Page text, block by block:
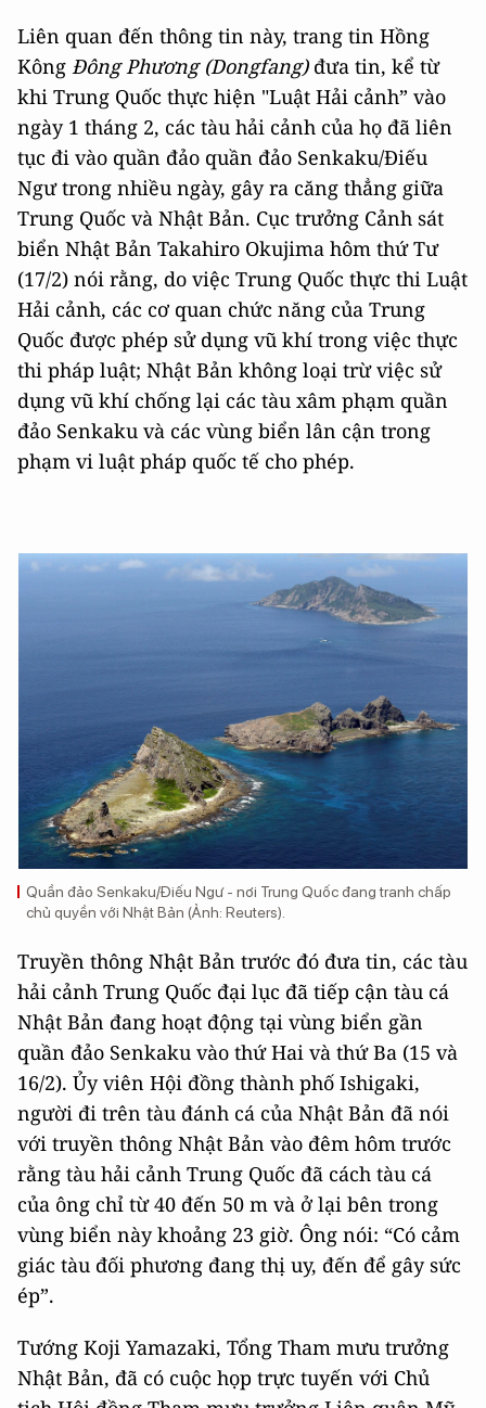
Liên quan đến thông tin này, trang tin Hồng
Kông Đông Phương (Dongfang)đưa tin, kể từ
khi Trung Quốc thực hiện "Luật Hải cảnh” vào
ngày 1 tháng 2, các tàu hải cảnh của họ đã liên
tục đi vào quần đảo quần đảo Senkaku/Điếu
Ngư trong nhiều ngày, gây ra căng thẳng giữa
Trung Quốc và Nhật Bản. Cục trưởng Cảnh sát
biển Nhật Bản Takahiro Okujima hôm thứ Tư
(17/2) nói rằng, do việc Trung Quốc thực thi Luật
Hải cảnh, các cơ quan chức năng của Trung
Quốc được phép sử dụng vũ khí trong việc thực
thi pháp luật; Nhật Bản không loại trừ việc sử
dụng vũ khí chống lại các tàu xâm phạm quần
đảo Senkaku và các vùng biển lân cận trong
phạm vi luật pháp quốc tế cho phép.
Quần đảo Senkaku/Điếu Ngư - nơi Trung Quốc đang tranh chấp
chủ quyền với Nhật Bản (Ảnh: Reuters).
Truyền thông Nhật Bản trước đó đưa tin, các tàu
hải cảnh Trung Quốc đại lục đã tiếp cận tàu cá
Nhật Bản đang hoạt động tại vùng biển gần
quần đảo Senkaku vào thứ Hai và thứ Ba (15 và
16/2). Ủy viên Hội đồng thành phố Ishigaki,
người đi trên tàu đánh cá của Nhật Bản đã nói
với truyền thông Nhật Bản vào đêm hôm trước
rằng tàu hải cảnh Trung Quốc đã cách tàu cá
của ông chỉ từ 40 đến 50 m và ở lại bên trong
vùng biển này khoảng 23 giờ. Ông nói: “Có cảm
giác tàu đối phương đang thị uy, đến để gây sức
ép”.
Tướng Koji Yamazaki, Tổng Tham mưu trưởng
Nhật Bản, đã có cuộc họp trực tuyến với Chủ